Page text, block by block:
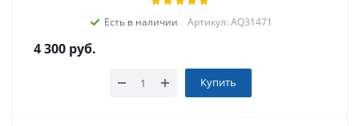
Есть в наличии Артикул: AQ31471
4 300 руб.
Купить